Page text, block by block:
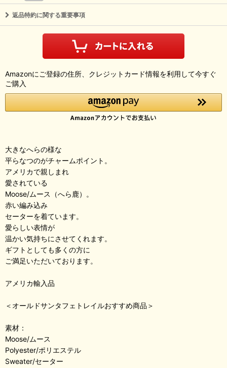
返品特約に関する重要事項
Amazonにご登録の住所、クレジットカード情報を利用して今すぐ
ご購入
大きなへらの様な
平らなつのがチャームポイント。
アメリカで親しまれ
愛されている
Moose/ムース（へら鹿）。
赤い編み込み
セーターを着ています。
愛らしい表情が
温かい気持ちにさせてくれます。
ギフトとしても多くの方に
ご満足いただいております。
アメリカ輸入品
＜オールドサンタフェトレイルおすすめ商品＞
素材：
Moose/ムース
Polyester/ポリエステル
Sweater/セーター